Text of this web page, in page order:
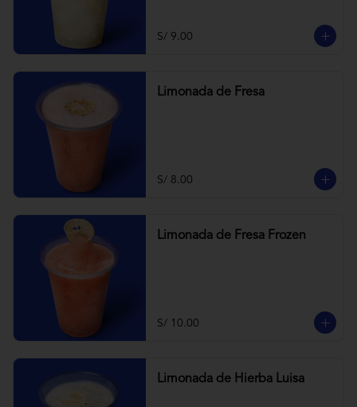
S/ 9.00
Limonada de Fresa
S/ 8.00
Limonada de Fresa Frozen
S/ 10.00
Limonada de Hierba Luisa